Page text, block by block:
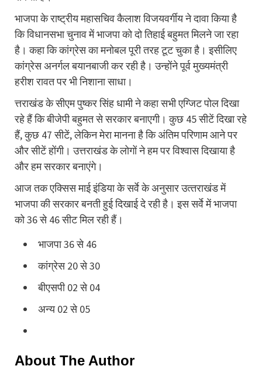
भाजपा के राष्ट्रीय महासचिव कैलाश विजयवर्गीय ने दावा किया है
कि विधानसभा चुनाव में भाजपा को दो तिहाई बहुमत मिलने जा रहा
है। कहा कि कांग्रेस का मनोबल पूरी तरह टूट चुका है। इसीलिए
कांग्रेस अनर्गल बयानबाजी कर रही है। उन्होंने पूर्व मुख्यमंत्री
हरीश रावत पर भी निशाना साधा।
त्तराखंड के सीएम पुष्कर सिंह धामी ने कहा सभी एग्जिट पोल दिखा
रहे हैं कि बीजेपी बहुमत से सरकार बनाएगी। कुछ 45 सीटें दिखा रहे
हैं, कुछ 47 सीटें, लेकिन मेरा मानना है कि अंतिम परिणाम आने पर
और सीटें होंगी। उत्तराखंड के लोगों ने हम पर विश्वास दिखाया है
और हम सरकार बनाएंगे।
आज तक एक्सिस माई इंडिया के सर्वे के अनुसार उत्‍तराखंड में
भाजपा की सरकार बनती हुई दिखाई दे रही है। इस सर्वे में भाजपा
को 36 से 46 सीट मिल रही हैं।
भाजपा 36 से 46
कांग्रेस 20 से 30
बीएसपी 02 से 04
अन्‍य 02 से 05
About The Author